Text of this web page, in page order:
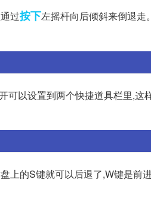
过按下左摇杆向后倾斜来倒退走
以设置到两个快捷道具栏里,这
上的S键就可以后退了,W键是前